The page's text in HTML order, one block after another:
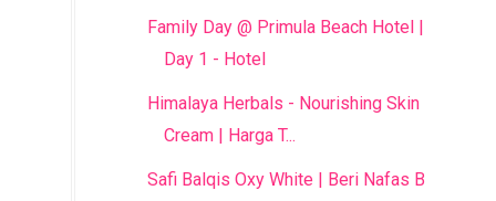
Family Day @ Primula Beach Hotel |
Day 1 - Hotel
Himalaya Herbals - Nourishing Skin
Cream | Harga T...
Safi Balqis Oxy White | Beri Nafas Baru